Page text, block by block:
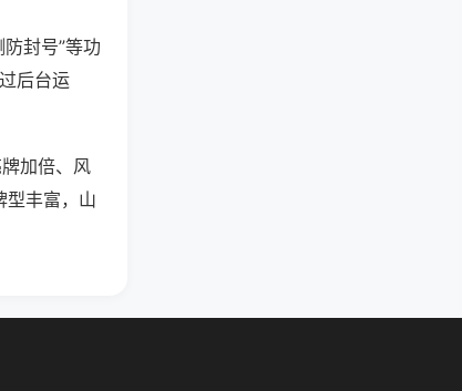
封号”等功
后台运
加倍、风
型丰富，山